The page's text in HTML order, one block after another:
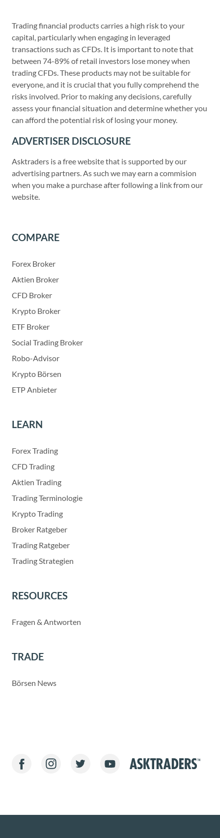
Trading financial products carries a high risk to your
capital, particularly when engaging in leveraged
transactions such as CFDs. It is important to note that
between 74-89% of retail investors lose money when
trading CFDs. These products may not be suitable for
everyone, and it is crucial that you fully comprehend the
risks involved. Prior to making any decisions, carefully
assess your financial situation and determine whether you
can afford the potential risk of losing your money.
ADVERTISER DISCLOSURE
Asktraders is a free website that is supported by our
advertising partners. As such we may earn a commision
when you make a purchase after following a link from our
website.
COMPARE
Forex Broker
Aktien Broker
CFD Broker
Krypto Broker
ETF Broker
Social Trading Broker
Robo-Advisor
Krypto Börsen
ETP Anbieter
LEARN
Forex Trading
CFD Trading
Aktien Trading
Trading Terminologie
Krypto Trading
Broker Ratgeber
Trading Ratgeber
Trading Strategien
RESOURCES
Fragen & Antworten
TRADE
Börsen News